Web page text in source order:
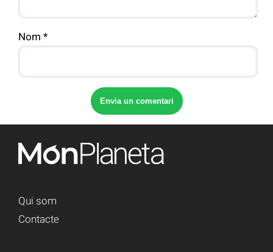
Nom *
Qui som
Contacte